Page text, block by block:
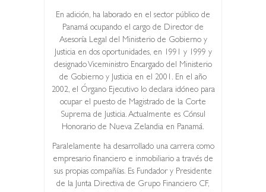
En adición, ha laborado en el sector público de
Panamá ocupando el cargo de Director de
Asesoría Legal del Ministerio de Gobierno y
Justicia en dos oportunidades, en 1991 y 1999 y
designado Viceministro Encargado del Ministerio
de Gobierno y Justicia en el 2001. En el año
2002, el Órgano Ejecutivo lo declara idóneo para
ocupar el puesto de Magistrado de la Corte
Suprema de Justicia. Actualmente es Cónsul
Honorario de Nueva Zelandia en Panamá.
Paralelamente ha desarrollado una carrera como
empresario financiero e inmobiliario a través de
sus propias compañías. Es Fundador y Presidente
de la Junta Directiva de Grupo Financiero CF,